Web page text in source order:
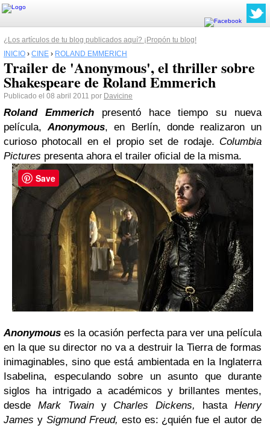
¿Los artículos de tu blog publicados aquí? ¡Propón tu blog!
INICIO › CINE › ROLAND EMMERICH
Trailer de 'Anonymous', el thriller sobre
Shakespeare de Roland Emmerich
Publicado el 08 abril 2011 por Davicine
Roland Emmerich
presentó hace tiempo su nueva
película,Anonymous, en Berlín, donde realizaron un
curioso photocall en el propio set de rodaje. Columbia
Pictures presenta ahora el trailer oficial de la misma.
Anonymouses la ocasión perfecta para ver una película
en la que su director no va a destruir la Tierra de formas
inimaginables, sino que está ambientada en la Inglaterra
Isabelina, especulando sobre un asunto que durante
siglos ha intrigado a académicos y brillantes mentes,
desde Mark Twainy Charles Dickens, hastaHenry
James y Sigmund Freud, esto es: ¿quién fue el autor de
Save